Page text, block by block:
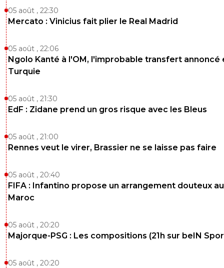
05 août , 22:30
Mercato : Vinicius fait plier le Real Madrid
05 août , 22:06
Ngolo Kanté à l'OM, l'improbable transfert annoncé
Turquie
05 août , 21:30
EdF : Zidane prend un gros risque avec les Bleus
05 août , 21:00
Rennes veut le virer, Brassier ne se laisse pas faire
05 août , 20:40
FIFA : Infantino propose un arrangement douteux au
Maroc
05 août , 20:20
Majorque-PSG : Les compositions (21h sur beIN
05 août , 20:20